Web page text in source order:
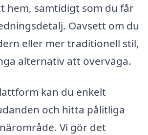
hem, samtidigt som du får
Oavsett om du
eller mer traditionell stil,
alternativ att överväga.
kan du enkelt
och hitta pålitliga
Vi gör det